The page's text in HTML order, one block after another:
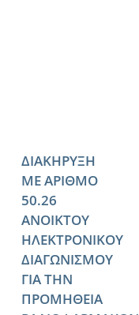
ΔΙΑΚΗΡΥΞΗ
ΜΕ ΑΡΙΘΜΟ
50.26
ΑΝΟΙΚΤΟΥ
ΗΛΕΚΤΡΟΝΙΚΟΥ
ΔΙΑΓΩΝΙΣΜΟΥ
ΓΙΑ ΤΗΝ
ΠΡΟΜΗΘΕΙΑ